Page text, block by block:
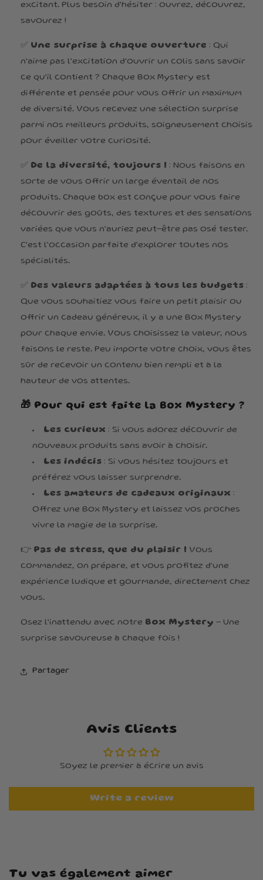
excitant. Plus besoin d’hésiter : ouvrez, découvrez,
savourez !
✅ Une surprise à chaque ouverture : Qui
n’aime pas l’excitation d’ouvrir un colis sans savoir
ce qu’il contient ? Chaque Box Mystery est
différente et pensée pour vous offrir un maximum
de diversité. Vous recevez une sélection surprise
parmi nos meilleurs produits, soigneusement choisis
pour éveiller votre curiosité.
✅ De la diversité, toujours ! : Nous faisons en
sorte de vous offrir un large éventail de nos
produits. Chaque box est conçue pour vous faire
découvrir des goûts, des textures et des sensations
variées que vous n’auriez peut-être pas osé tester.
C’est l’occasion parfaite d’explorer toutes nos
spécialités.
✅ Des valeurs adaptées à tous les budgets :
Que vous souhaitiez vous faire un petit plaisir ou
offrir un cadeau généreux, il y a une Box Mystery
pour chaque envie. Vous choisissez la valeur, nous
faisons le reste. Peu importe votre choix, vous êtes
sûr de recevoir un contenu bien rempli et à la
hauteur de vos attentes.
🎁 Pour qui est faite la Box Mystery ?
Les curieux : Si vous adorez découvrir de
nouveaux produits sans avoir à choisir.
Les indécis : Si vous hésitez toujours et
préférez vous laisser surprendre.
Les amateurs de cadeaux originaux :
Offrez une Box Mystery et laissez vos proches
vivre la magie de la surprise.
👉 Pas de stress, que du plaisir ! Vous
commandez, on prépare, et vous profitez d’une
expérience ludique et gourmande, directement chez
vous.
Osez l’inattendu avec notre Box Mystery – Une
surprise savoureuse à chaque fois !
Partager
Avis Clients
Soyez le premier à écrire un avis
Write a review
Tu vas également aimer